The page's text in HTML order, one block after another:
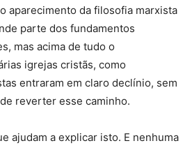
aparecimento da filosofia marxista
parte dos fundamentos
mas acima de tudo o
igrejas cristãs, como
entraram em claro declínio, sem
reverter esse caminho.
ajudam a explicar isto. E nenhuma